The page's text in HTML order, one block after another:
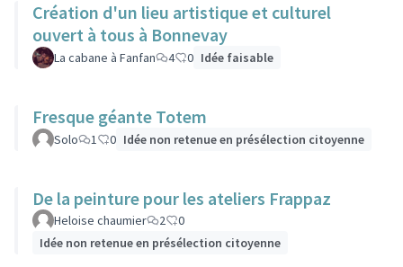
Création d'un lieu artistique et culturel
ouvert à tous à Bonnevay
La cabane à Fanfan 4 0 Idée faisable
Fresque géante Totem
Solo 1 0 Idée non retenue en présélection citoyenne
De la peinture pour les ateliers Frappaz
Heloise chaumier 2
0
Idée non retenue en présélection citoyenne